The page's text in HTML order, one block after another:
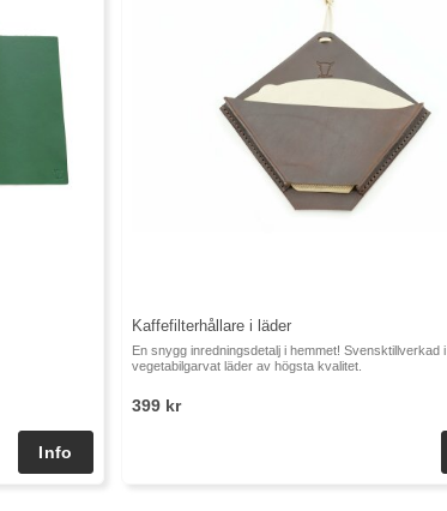
Kaffefilterhållare i läder
En snygg inredningsdetalj i hemmet! Svensktillverkad i
vegetabilgarvat läder av högsta kvalitet.
399 kr